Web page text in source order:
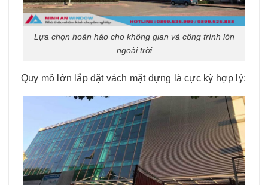
Lựa chọn hoàn hảo cho không gian và công trình lớn
ngoài trời
Quy mô lớn lắp đặt vách mặt dựng là cực kỳ hợp lý: